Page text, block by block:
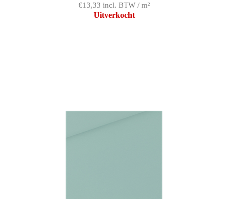
€13,33 incl. BTW / m²
Uitverkocht